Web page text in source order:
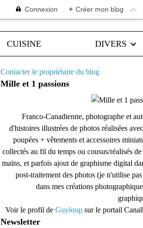
Connexion + Créer mon blog
CUISINE DIVERS
Contacter le propriétaire du blog
Mille et 1 passions
Franco-Canadienne, photographe et
d'histoires illustrées de photos réalisées
poupées + vêtements et accessoires
collectés au fil du temps ou cousus/réalisés de
mains, et parfois ajout de graphisme digital
post-traitement des photos (je n'utilise
dans mes créations
Voir le profil de Guyloup sur le portail
Newsletter